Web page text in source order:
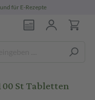
für E-Rezepte
St Tabletten